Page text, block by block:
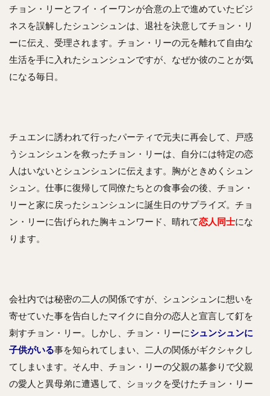
チョン・リーとフイ・イーワンが合意の上で進めていたビジ
ネスを誤解したシュンシュンは、退社を決意してチョン・リ
ーに伝え、受理されます。チョン・リーの元を離れて自由な
生活を手に入れたシュンシュンですが、なぜか彼のことが気
になる毎日。
チュエンに誘われて行ったパーティで元夫に再会して、戸惑
うシュンシュンを救ったチョン・リーは、自分には特定の恋
人はいないとシュンシュンに伝えます。胸がときめくシュン
シュン。仕事に復帰して同僚たちとの食事会の後、チョン・
リーと家に戻ったシュンシュンに誕生日のサプライズ。チョ
ン・リーに告げられた胸キュンワード、晴れて恋人同士にな
ります。
会社内では秘密の二人の関係ですが、シュンシュンに想いを
寄せていた事を告白したマイクに自分の恋人と宣言して釘を
刺すチョン・リー。しかし、チョン・リーにシュンシュンに
子供がいる事を知られてしまい、二人の関係がギクシャクし
てしまいます。そん中、チョン・リーの父親の墓参りで父親
の愛人と異母弟に遭遇して、ショックを受けたチョン・リー